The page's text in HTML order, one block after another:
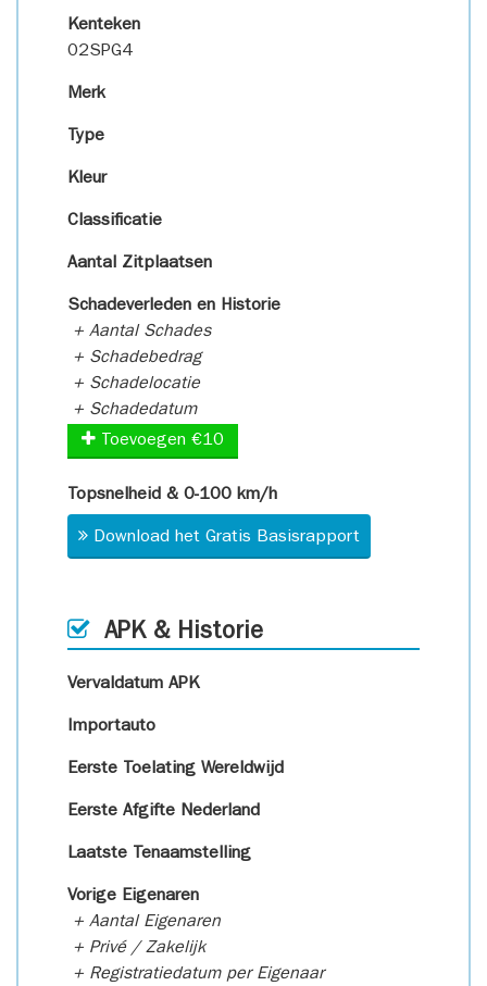
Kenteken
02SPG4
Merk
Type
Kleur
Classificatie
Aantal Zitplaatsen
Schadeverleden en Historie
+ Aantal Schades
+ Schadebedrag
+ Schadelocatie
+ Schadedatum
Toevoegen €10
Topsnelheid & 0-100 km/h
Download het Gratis Basisrapport
APK & Historie
Vervaldatum APK
Importauto
Eerste Toelating Wereldwijd
Eerste Afgifte Nederland
Laatste Tenaamstelling
Vorige Eigenaren
+ Aantal Eigenaren
+ Privé / Zakelijk
+ Registratiedatum per Eigenaar